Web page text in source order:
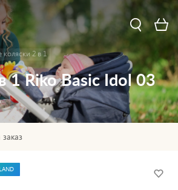
коляски 2 в 1
1 Riko Basic Idol 03